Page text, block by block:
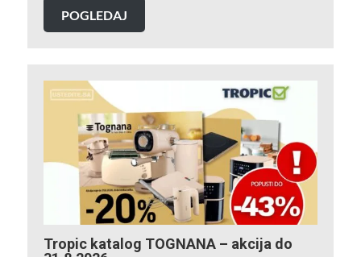
POGLEDAJ
Tropic katalog TOGNANA – akcija do